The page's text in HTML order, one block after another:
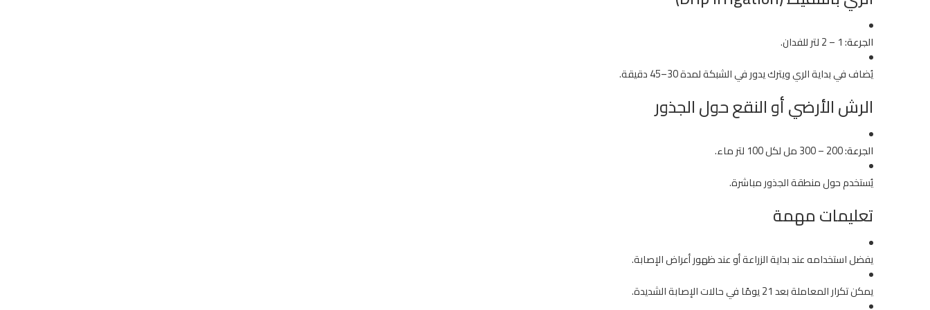
الجرعة:
يُضاف في بداية الري ويترك يدور في الشبكة لمدة 30–45 دقيقة.
الرش الأرضي أو النقع حول الجذور
الجرعة:
يُستخدم حول منطقة الجذور مباشرة.
تعليمات مهمة
يفضل استخدامه عند بداية الزراعة أو عند ظهور أعراض الإصابة.
يمكن تكرار المعاملة بعد 21 يومًا في حالات الإصابة الشديدة.